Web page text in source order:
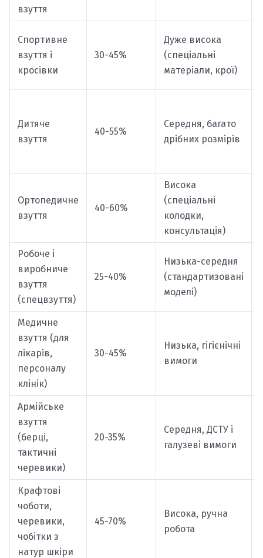
взуття
Спортивне
взуття і
кросівки
30-45%
Дуже висока
(спеціальні
матеріали, крої)
Дитяче
взуття
40-55%
Середня, багато
дрібних розмірів
Ортопедичне
взуття
40-60%
Висока
(спеціальні
колодки,
консультація)
Робоче і
виробниче
взуття
(спецвзуття)
25-40%
Низька-середня
(стандартизовані
моделі)
Медичне
взуття (для
лікарів,
персоналу
клінік)
30-45%
Низька, гігієнічні
вимоги
Армійське
взуття
(берці,
тактичні
черевики)
20-35%
Середня, ДСТУ і
галузеві вимоги
Крафтові
чоботи,
черевики,
чобітки з
натур шкіри
45-70%
Висока, ручна
робота